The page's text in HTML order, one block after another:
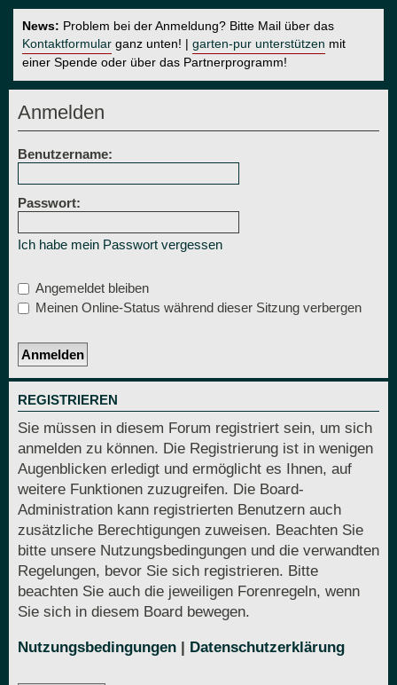
News: Problem bei der Anmeldung? Bitte Mail über das
Kontaktformular ganz unten! | garten-pur unterstützen mit
einer Spende oder über das Partnerprogramm!
Anmelden
Benutzername:
Passwort:
Ich habe mein Passwort vergessen
Angemeldet bleiben
Meinen Online-Status während dieser Sitzung verbergen
REGISTRIEREN
Sie müssen in diesem Forum registriert sein, um sich
anmelden zu können. Die Registrierung ist in wenigen
Augenblicken erledigt und ermöglicht es Ihnen, auf
weitere Funktionen zuzugreifen. Die Board-
Administration kann registrierten Benutzern auch
zusätzliche Berechtigungen zuweisen. Beachten Sie
bitte unsere Nutzungsbedingungen und die verwandten
Regelungen, bevor Sie sich registrieren. Bitte
beachten Sie auch die jeweiligen Forenregeln, wenn
Sie sich in diesem Board bewegen.
Nutzungsbedingungen | Datenschutzerklärung